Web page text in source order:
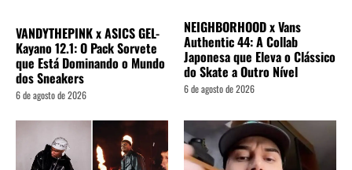
VANDYTHEPINK x ASICS GEL-
Kayano 12.1: O Pack Sorvete
que Está Dominando o Mundo
dos Sneakers
6 de agosto de 2026
NEIGHBORHOOD x Vans
Authentic 44: A Collab
Japonesa que Eleva o Clássico
do Skate a Outro Nível
6 de agosto de 2026